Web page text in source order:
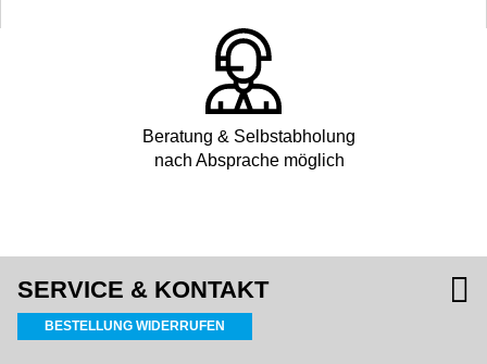
Beratung & Selbstabholung
nach Absprache möglich
SERVICE & KONTAKT
BESTELLUNG WIDERRUFEN